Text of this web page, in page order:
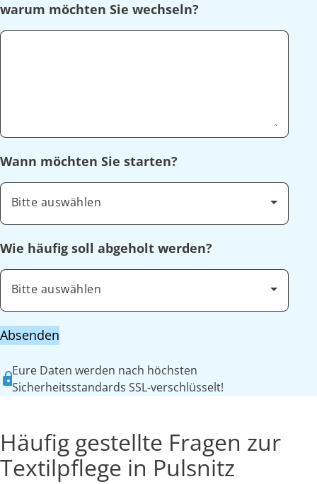
warum möchten Sie wechseln?
Wann möchten Sie starten?
Bitte auswählen
Wie häufig soll abgeholt werden?
Bitte auswählen
Absenden
Eure Daten werden nach höchsten
Sicherheitsstandards SSL-verschlüsselt!
Häufig gestellte Fragen zur
Textilpflege in Pulsnitz